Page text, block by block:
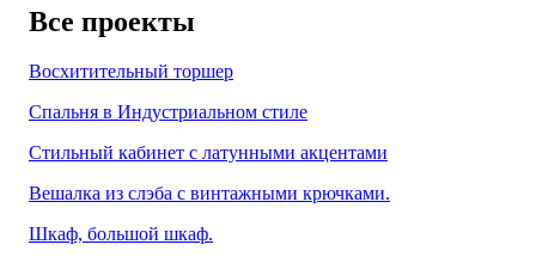
Все проекты
Восхитительный торшер
Спальня в Индустриальном стиле
Стильный кабинет с латунными акцентами
Вешалка из слэба с винтажными крючками.
Шкаф, большой шкаф.